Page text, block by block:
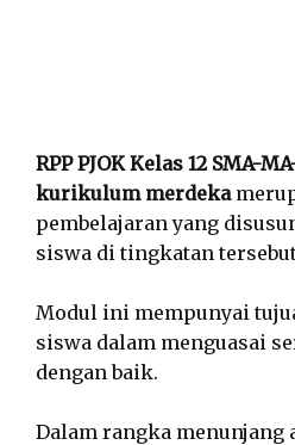
RPP PJOK Kelas 12 SMA-
kurikulum merdeka
pembelajaran yang
siswa di tingkatan
Modul ini mempunyai
siswa dalam menguasai
dengan baik.
Dalam rangka menunjang